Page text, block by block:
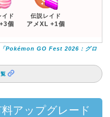
イド
個
伝説レイド
アメXL +1個
「Pokémon GO Fest 2026：グロ
アップグレード